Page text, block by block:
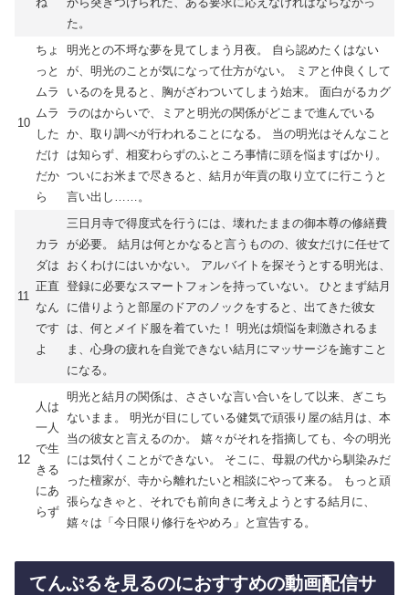
た。
10
ちょ
っと
ムラ
ムラ
した
だけ
だか
ら
明光との不埒な夢を見てしまう月夜。 自ら認めたくはない
が、明光のことが気になって仕方がない。 ミアと仲良くして
いるのを見ると、胸がざわついてしまう始末。 面白がるカグ
ラのはからいで、ミアと明光の関係がどこまで進んでいる
か、取り調べが行われることになる。 当の明光はそんなこと
は知らず、相変わらずのふところ事情に頭を悩ますばかり。
ついにお米まで尽きると、結月が年貢の取り立てに行こうと
言い出し……。
11
カラ
ダは
正直
なん
です
よ
三日月寺で得度式を行うには、壊れたままの御本尊の修繕費
が必要。 結月は何とかなると言うものの、彼女だけに任せて
おくわけにはいかない。 アルバイトを探そうとする明光は、
登録に必要なスマートフォンを持っていない。 ひとまず結月
に借りようと部屋のドアのノックをすると、出てきた彼女
は、何とメイド服を着ていた！ 明光は煩悩を刺激されるま
ま、心身の疲れを自覚できない結月にマッサージを施すこと
になる。
12
人は
一人
で生
きる
にあ
らず
明光と結月の関係は、ささいな言い合いをして以来、ぎこち
ないまま。 明光が目にしている健気で頑張り屋の結月は、本
当の彼女と言えるのか。 嬉々がそれを指摘しても、今の明光
には気付くことができない。 そこに、母親の代から馴染みだ
った檀家が、寺から離れたいと相談にやって来る。 もっと頑
張らなきゃと、それでも前向きに考えようとする結月に、
嬉々は「今日限り修行をやめろ」と宣告する。
てんぷるを見るのにおすすめの動画配信サ